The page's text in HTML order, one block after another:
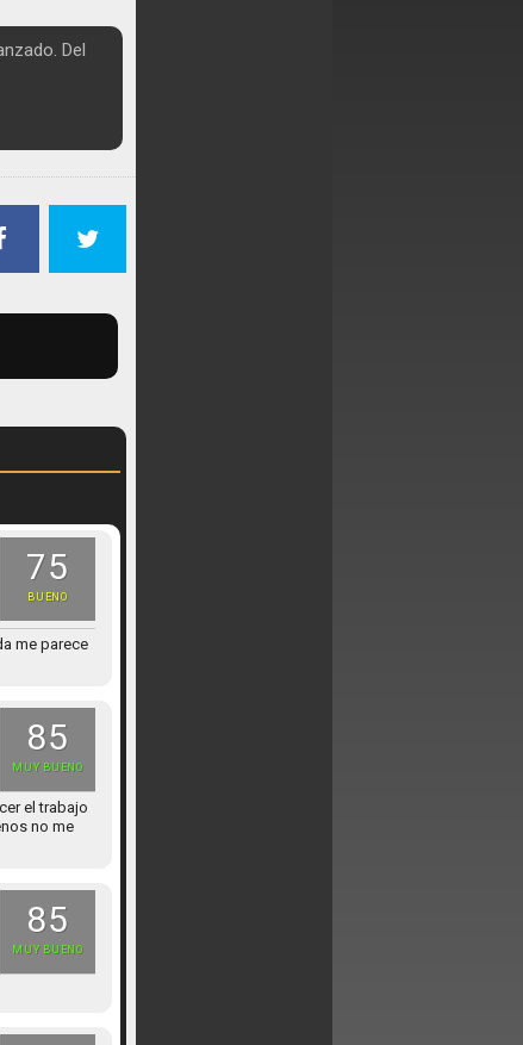
Del
75
BUENO
me parece
85
MUY BUENO
el trabajo
no me
85
MUY BUENO